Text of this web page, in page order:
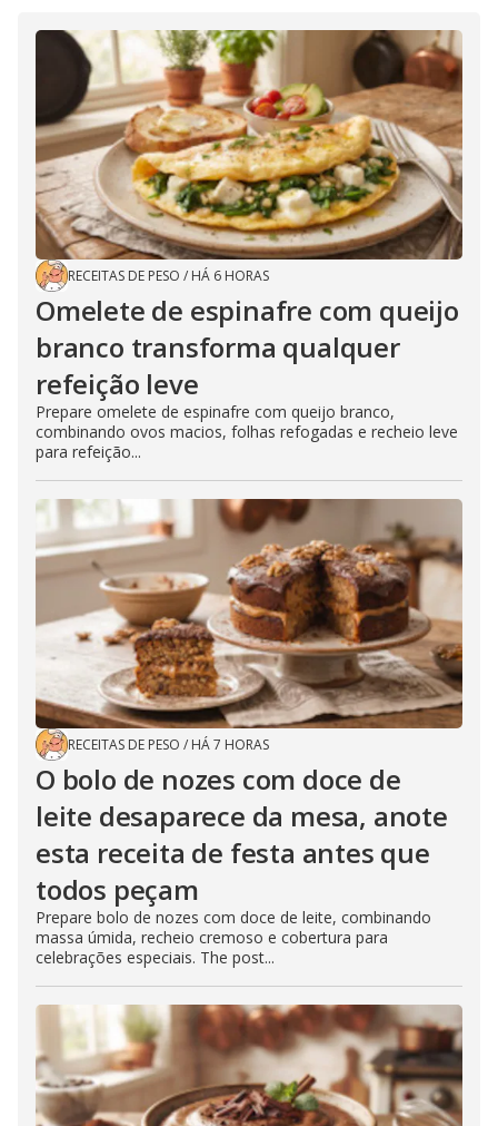
RECEITAS DE PESO / HÁ 6 HORAS
Omelete de espinafre com queijo
branco transforma qualquer
refeição leve
Prepare omelete de espinafre com queijo branco,
combinando ovos macios, folhas refogadas e recheio leve
para refeição...
RECEITAS DE PESO / HÁ 7 HORAS
O bolo de nozes com doce de
leite desaparece da mesa, anote
esta receita de festa antes que
todos peçam
Prepare bolo de nozes com doce de leite, combinando
massa úmida, recheio cremoso e cobertura para
celebrações especiais. The post...